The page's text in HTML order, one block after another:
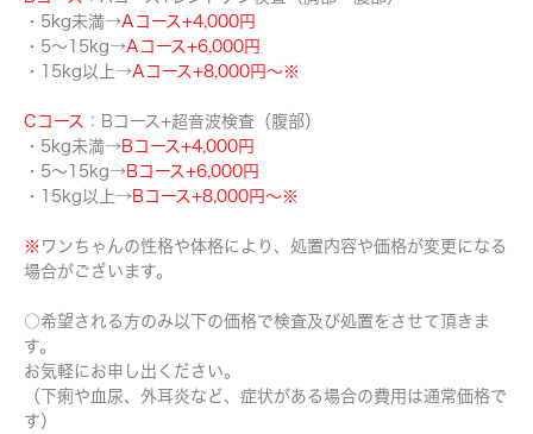
・5kg未満→A コース+4,000円
・5～15kg→A コース+6,000円
・15kg以上→A コース+8,000円～※
Cコース ：Bコース+超音波検査（腹部）
・5kg未満→ B コース+4,000円
・5～15kg→ B コース+6,000円
・15kg以上→ B コース+8,000円～※
※ ワンちゃんの性格や体格により、処置内容や価格が変更になる
場合がございます。
○希望される方のみ以下の価格で検査及び処置をさせて頂きま
す。
お気軽にお申し出ください。
（下痢や血尿、外耳炎など、症状がある場合の費用は通常価格で
す）